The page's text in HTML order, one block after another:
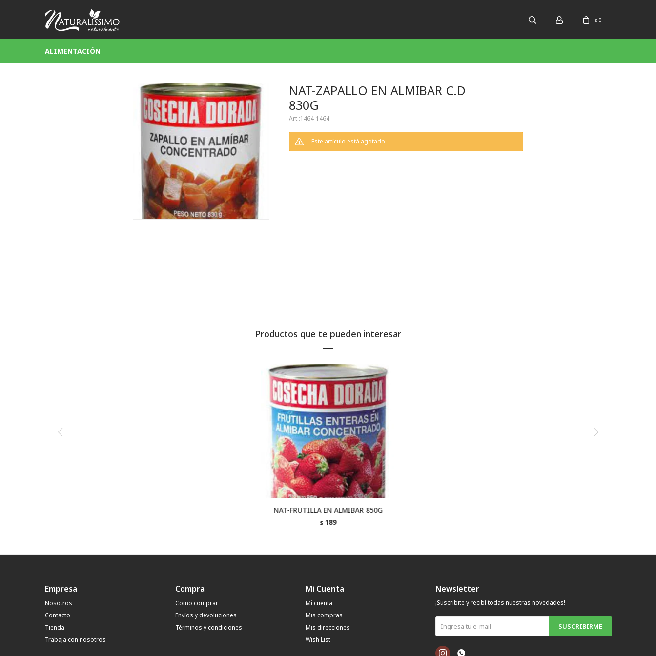
ALIMENTACIÓN
$ 0
NAT-ZAPALLO EN ALMIBAR C.D
830G
1464-1464
Este artículo está agotado.
Productos que te pueden interesar
NAT-FRUTILLA EN ALMIBAR 850G
$ 189
Empresa
Nosotros
Contacto
Tienda
Trabaja con nosotros
Compra
Como comprar
Envíos y devoluciones
Términos y condiciones
Mi Cuenta
Mi cuenta
Mis compras
Mis direcciones
Wish List
Newsletter
¡Suscribite y recibí todas nuestras novedades!
SUSCRIBIRME
 